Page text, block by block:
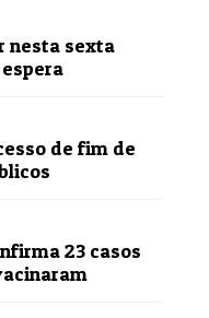
nesta sexta
de fim de
23 casos